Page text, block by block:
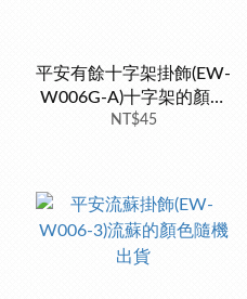
平安有餘十字架掛飾(EW-
W006G-A)十字架的顏色
隨機出貨
NT$45